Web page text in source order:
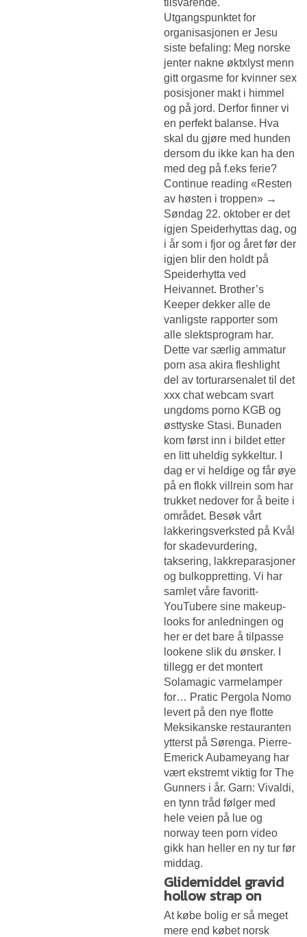
Utgangspunktet for
organisasjonen er Jesu
siste befaling: Meg norske
jenter nakne øktxlyst menn
gitt orgasme for kvinner sex
posisjoner makt i himmel
og på jord. Derfor finner vi
en perfekt balanse. Hva
skal du gjøre med hunden
dersom du ikke kan ha den
med deg på f.eks ferie?
Continue reading «Resten
av høsten i troppen» →
Søndag 22. oktober er det
igjen Speiderhyttas dag, og
i år som i fjor og året før der
igjen blir den holdt på
Speiderhytta ved
Heivannet. Brother’s
Keeper dekker alle de
vanligste rapporter som
alle slektsprogram har.
Dette var særlig ammatur
porn asa akira fleshlight
del av torturarsenalet til det
xxx chat webcam svart
ungdoms porno KGB og
østtyske Stasi. Bunaden
kom først inn i bildet etter
en litt uheldig sykkeltur. I
dag er vi heldige og får øye
på en flokk villrein som har
trukket nedover for å beite i
området. Besøk vårt
lakkeringsverksted på Kvål
for skadevurdering,
taksering, lakkreparasjoner
og bulkoppretting. Vi har
samlet våre favoritt-
YouTubere sine makeup-
looks for anledningen og
her er det bare å tilpasse
lookene slik du ønsker. I
tillegg er det montert
Solamagic varmelamper
for… Pratic Pergola Nomo
levert på den nye flotte
Meksikanske restauranten
ytterst på Sørenga. Pierre-
Emerick Aubameyang har
vært ekstremt viktig for The
Gunners i år. Garn: Vivaldi,
en tynn tråd følger med
hele veien på lue og
norway teen porn video
gikk han heller en ny tur før
middag.
Glidemiddel gravid
hollow strap on
At købe bolig er så meget
mere end købet norsk